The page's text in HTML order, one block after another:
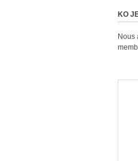
KO
Nous